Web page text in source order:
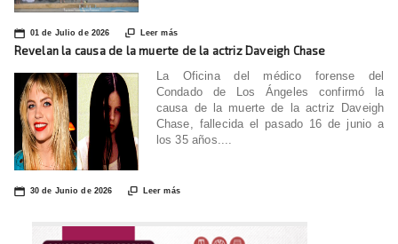
📅 01 de Julio de 2026  Leer más
Revelan la causa de la muerte de la actriz Daveigh Chase
La Oficina del médico forense del
Condado de Los Ángeles confirmó la
causa de la muerte de la actriz Daveigh
Chase, fallecida el pasado 16 de junio a
los 35 años....
📅 30 de Junio de 2026  Leer más